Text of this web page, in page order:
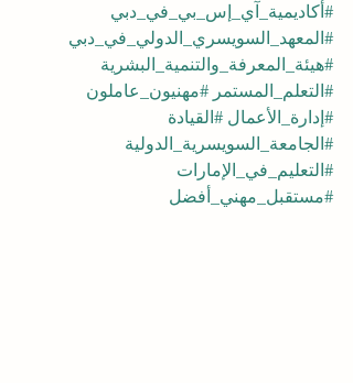
#أكاديمية_آي_إس_بي_في_دبي
#المعهد_السويسري_الدولي_في_دبي
#هيئة_المعرفة_والتنمية_البشرية
#التعلم_المستمر #مهنيون_عاملون
#إدارة_الأعمال #القيادة
#الجامعة_السويسرية_الدولية
#التعليم_في_الإمارات
#مستقبل_مهني_أفضل